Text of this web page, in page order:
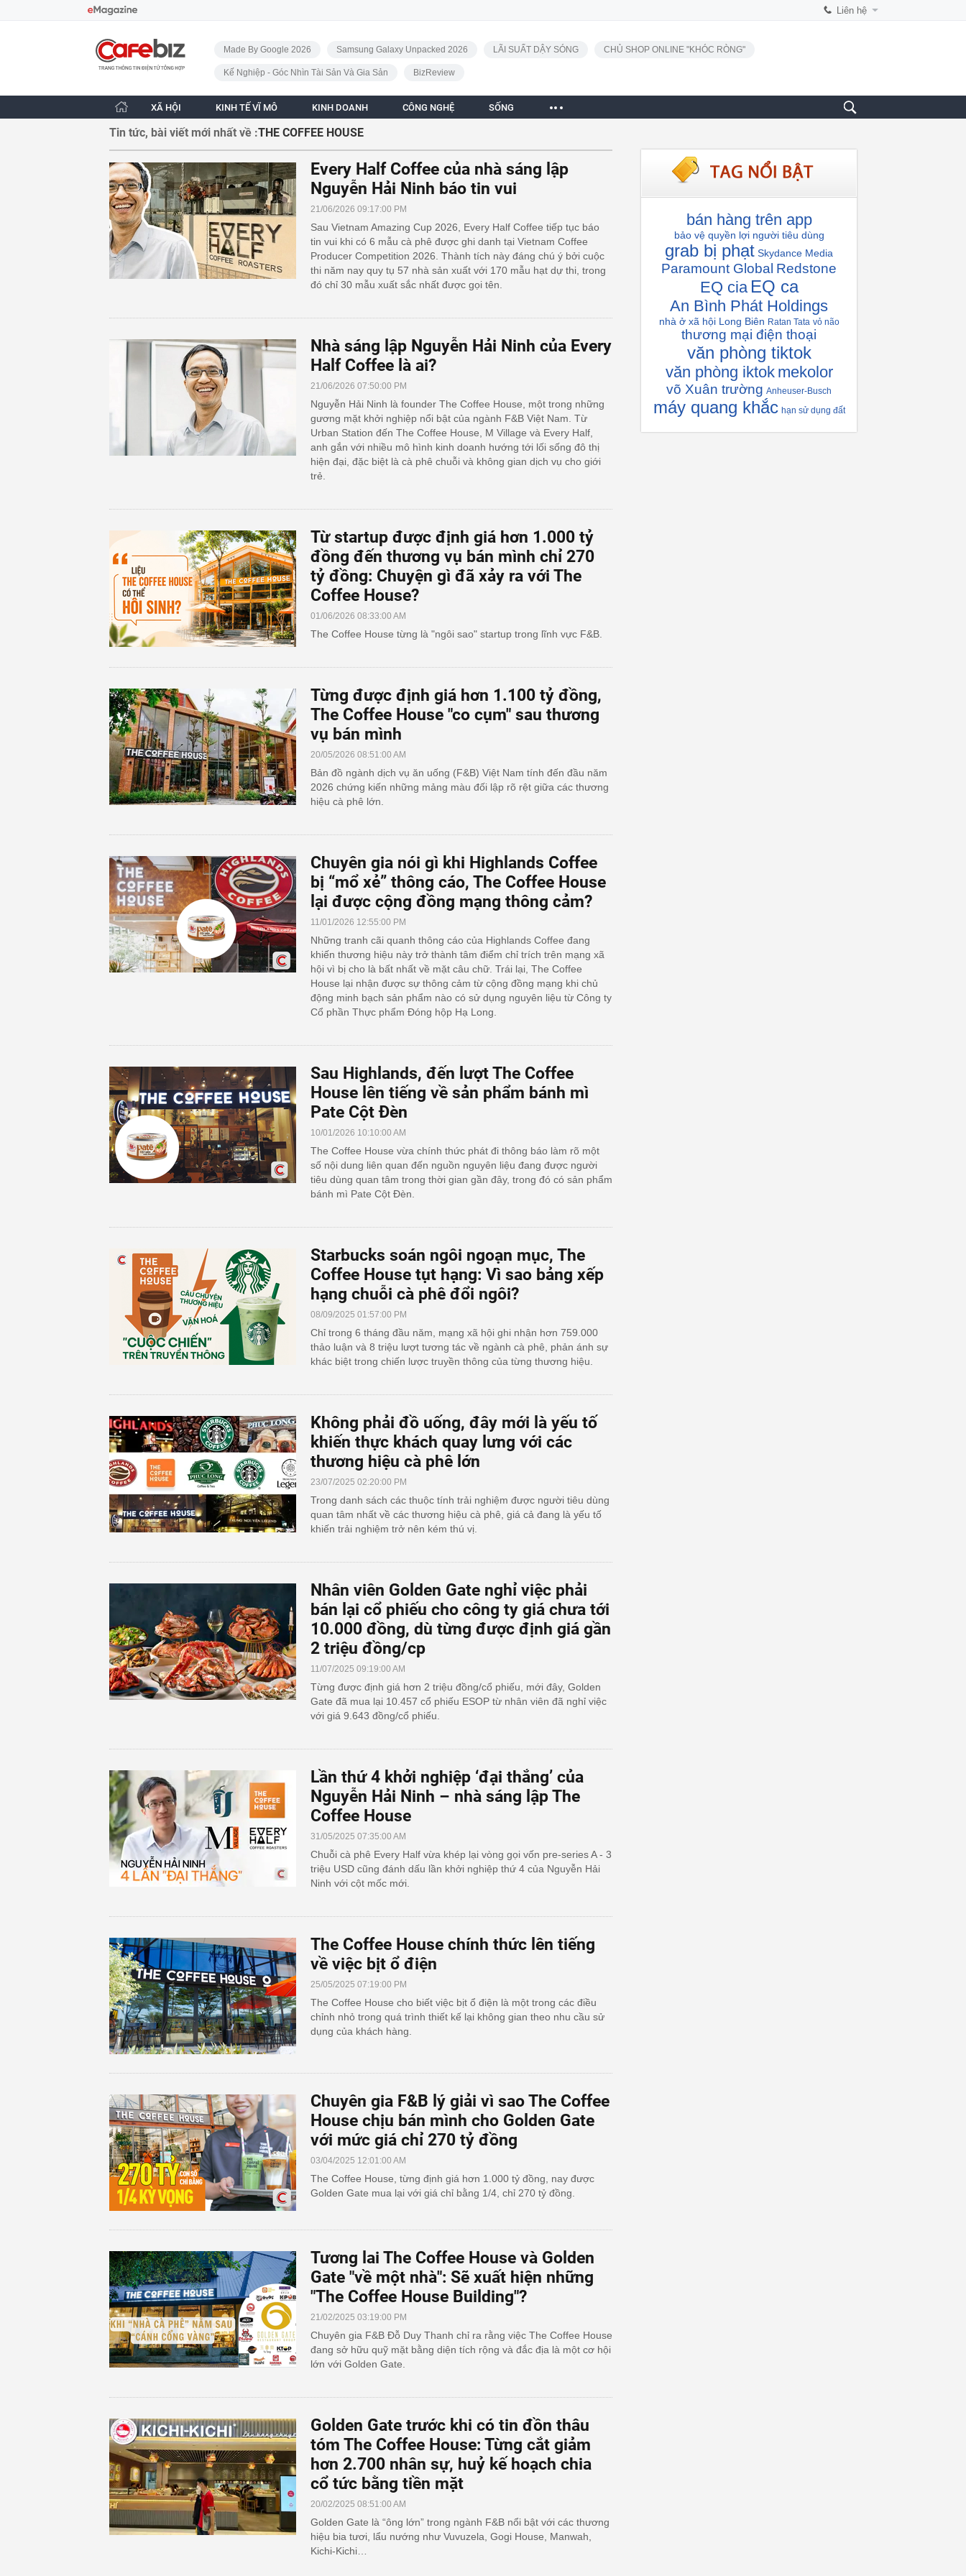
Liên hệ
CafeBiz - Trang chủ
Made By Google 2026
Samsung Galaxy Unpacked 2026 LÃI SUẤT DẬY SÓNG CHỦ SHOP ONLINE "KHÓC RÒNG"
Kế Nghiệp - Góc Nhìn Tài Sản Và Gia Sản BizReview
XÃ HỘI KINH TẾ VĨ MÔ KINH DOANH CÔNG NGHỆ SỐNG
Tin tức, bài viết mới nhất về :THE COFFEE HOUSE
Every Half Coffee của nhà sáng lập
Nguyễn Hải Ninh báo tin vui
21/06/2026 09:17:00 PM
Sau Vietnam Amazing Cup 2026, Every Half Coffee tiếp tục báo
tin vui khi có 6 mẫu cà phê được ghi danh tại Vietnam Coffee
Producer Competition 2026. Thành tích này đáng chú ý bởi cuộc
thi năm nay quy tụ 57 nhà sản xuất với 170 mẫu hạt dự thi, trong
đó chỉ 30 mẫu xuất sắc nhất được gọi tên.
Nhà sáng lập Nguyễn Hải Ninh của Every
Half Coffee là ai?
21/06/2026 07:50:00 PM
Nguyễn Hải Ninh là founder The Coffee House, một trong những
gương mặt khởi nghiệp nổi bật của ngành F&B Việt Nam. Từ
Urban Station đến The Coffee House, M Village và Every Half,
anh gắn với nhiều mô hình kinh doanh hướng tới lối sống đô thị
hiện đại, đặc biệt là cà phê chuỗi và không gian dịch vụ cho giới
trẻ.
Từ startup được định giá hơn 1.000 tỷ
đồng đến thương vụ bán mình chỉ 270
tỷ đồng: Chuyện gì đã xảy ra với The
Coffee House?
01/06/2026 08:33:00 AM
The Coffee House từng là "ngôi sao" startup trong lĩnh vực F&B.
Từng được định giá hơn 1.100 tỷ đồng,
The Coffee House "co cụm" sau thương
vụ bán mình
20/05/2026 08:51:00 AM
Bản đồ ngành dịch vụ ăn uống (F&B) Việt Nam tính đến đầu năm
2026 chứng kiến những mảng màu đối lập rõ rệt giữa các thương
hiệu cà phê lớn.
Chuyên gia nói gì khi Highlands Coffee
bị “mổ xẻ” thông cáo, The Coffee House
lại được cộng đồng mạng thông cảm?
11/01/2026 12:55:00 PM
Những tranh cãi quanh thông cáo của Highlands Coffee đang
khiến thương hiệu này trở thành tâm điểm chỉ trích trên mạng xã
hội vì bị cho là bất nhất về mặt câu chữ. Trái lại, The Coffee
House lại nhận được sự thông cảm từ cộng đồng mạng khi chủ
động minh bạch sản phẩm nào có sử dụng nguyên liệu từ Công ty
Cổ phần Thực phẩm Đóng hộp Hạ Long.
Sau Highlands, đến lượt The Coffee
House lên tiếng về sản phẩm bánh mì
Pate Cột Đèn
10/01/2026 10:10:00 AM
The Coffee House vừa chính thức phát đi thông báo làm rõ một
số nội dung liên quan đến nguồn nguyên liệu đang được người
tiêu dùng quan tâm trong thời gian gần đây, trong đó có sản phẩm
bánh mì Pate Cột Đèn.
Starbucks soán ngôi ngoạn mục, The
Coffee House tụt hạng: Vì sao bảng xếp
hạng chuỗi cà phê đổi ngôi?
08/09/2025 01:57:00 PM
Chỉ trong 6 tháng đầu năm, mạng xã hội ghi nhận hơn 759.000
thảo luận và 8 triệu lượt tương tác về ngành cà phê, phản ánh sự
khác biệt trong chiến lược truyền thông của từng thương hiệu.
Không phải đồ uống, đây mới là yếu tố
khiến thực khách quay lưng với các
thương hiệu cà phê lớn
23/07/2025 02:20:00 PM
Trong danh sách các thuộc tính trải nghiệm được người tiêu dùng
quan tâm nhất về các thương hiệu cà phê, giá cả đang là yếu tố
khiến trải nghiệm trở nên kém thú vị.
Nhân viên Golden Gate nghỉ việc phải
bán lại cổ phiếu cho công ty giá chưa tới
10.000 đồng, dù từng được định giá gần
2 triệu đồng/cp
11/07/2025 09:19:00 AM
Từng được định giá hơn 2 triệu đồng/cổ phiếu, mới đây, Golden
Gate đã mua lại 10.457 cổ phiếu ESOP từ nhân viên đã nghỉ việc
với giá 9.643 đồng/cổ phiếu.
Lần thứ 4 khởi nghiệp ‘đại thắng’ của
Nguyễn Hải Ninh – nhà sáng lập The
Coffee House
31/05/2025 07:35:00 AM
Chuỗi cà phê Every Half vừa khép lại vòng gọi vốn pre-series A - 3
triệu USD cũng đánh dấu lần khởi nghiệp thứ 4 của Nguyễn Hải
Ninh với cột mốc mới.
The Coffee House chính thức lên tiếng
về việc bịt ổ điện
25/05/2025 07:19:00 PM
The Coffee House cho biết việc bịt ổ điện là một trong các điều
chỉnh nhỏ trong quá trình thiết kế lại không gian theo nhu cầu sử
dụng của khách hàng.
Chuyên gia F&B lý giải vì sao The Coffee
House chịu bán mình cho Golden Gate
với mức giá chỉ 270 tỷ đồng
03/04/2025 12:01:00 AM
The Coffee House, từng định giá hơn 1.000 tỷ đồng, nay được
Golden Gate mua lại với giá chỉ bằng 1/4, chỉ 270 tỷ đồng.
Tương lai The Coffee House và Golden
Gate "về một nhà": Sẽ xuất hiện những
"The Coffee House Building"?
21/02/2025 03:19:00 PM
Chuyên gia F&B Đỗ Duy Thanh chỉ ra rằng việc The Coffee House
đang sở hữu quỹ mặt bằng diện tích rộng và đắc địa là một cơ hội
lớn với Golden Gate.
Golden Gate trước khi có tin đồn thâu
tóm The Coffee House: Từng cắt giảm
hơn 2.700 nhân sự, huỷ kế hoạch chia
cổ tức bằng tiền mặt
20/02/2025 08:51:00 AM
Golden Gate là “ông lớn” trong ngành F&B nổi bật với các thương
hiệu bia tươi, lẩu nướng như Vuvuzela, Gogi House, Manwah,
Kichi-Kichi…
bán hàng trên app
bảo vệ quyền lợi người tiêu dùng
grab bị phạt Skydance Media
Paramount Global Redstone
EQ cia EQ ca
An Bình Phát Holdings
nhà ở xã hội Long Biên Ratan Tata vỏ não
thương mại điện thoại
văn phòng tiktok
văn phòng iktok mekolor
võ Xuân trường Anheuser-Busch
máy quang khắc hạn sử dụng đất